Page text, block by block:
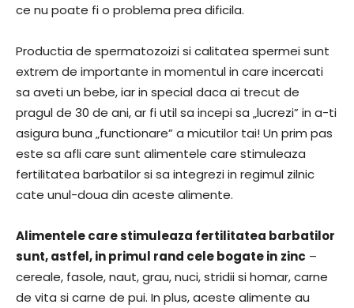
ce nu poate fi o problema prea dificila.
Productia de spermatozoizi si calitatea spermei sunt
extrem de importante in momentul in care incercati
sa aveti un bebe, iar in special daca ai trecut de
pragul de 30 de ani, ar fi util sa incepi sa „lucrezi” in a-ti
asigura buna „functionare” a micutilor tai! Un prim pas
este sa afli care sunt alimentele care stimuleaza
fertilitatea barbatilor si sa integrezi in regimul zilnic
cate unul-doua din aceste alimente.
Alimentele care stimuleaza fertilitatea barbatilor
sunt, astfel, in primul rand cele bogate in zinc –
cereale, fasole, naut, grau, nuci, stridii si homar, carne
de vita si carne de pui. In plus, aceste alimente au